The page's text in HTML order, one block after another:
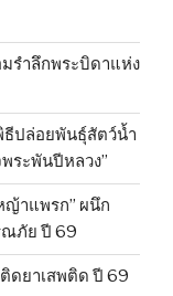
รำลึกพระบิดาแห่ง
ธีปล่อยพันธุ์สัตว์น้ำ
ระพันปีหลวง”
ญ้าแพรก” ผนึก
ณภัย ปี 69
ดยาเสพติด ปี 69